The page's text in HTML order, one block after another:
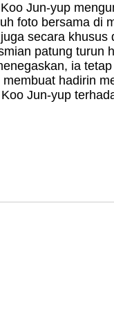
Jun-yup
foto bersama di
secara
patung turun
ia
hadirin
Jun-yup